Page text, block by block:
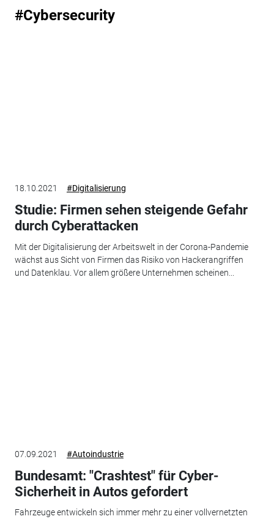
#Cybersecurity
18.10.2021 #Digitalisierung
Studie: Firmen sehen steigende Gefahr
durch Cyberattacken
Mit der Digitalisierung der Arbeitswelt in der Corona-Pandemie
wächst aus Sicht von Firmen das Risiko von Hackerangriffen
und Datenklau. Vor allem größere Unternehmen scheinen...
07.09.2021 #Autoindustrie
Bundesamt: "Crashtest" für Cyber-
Sicherheit in Autos gefordert
Fahrzeuge entwickeln sich immer mehr zu einer vollvernetzten